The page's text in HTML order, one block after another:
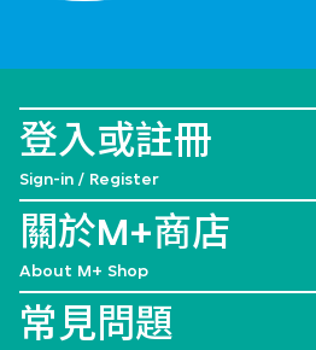
登入或註冊
Sign-in / Register
關於M+商店
About M+ Shop
常見問題